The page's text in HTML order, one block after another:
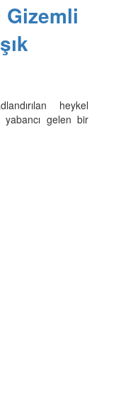
Gizemli
heykel
yabancı gelen bir